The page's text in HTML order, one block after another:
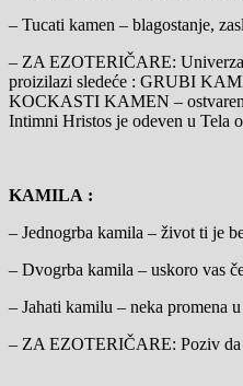
– Tucati kamen – blagostanje,
– ZA EZOTERIČARE:
proizilazi sledeće : GRUBI
KOCKASTI KAMEN –
Intimni Hristos je odeven u Tela
KAMILA :
– Jednogrba kamila – život ti je
– Dvogrba kamila – uskoro vas
– Jahati kamilu – neka promena
– ZA EZOTERIČARE: Poziv da